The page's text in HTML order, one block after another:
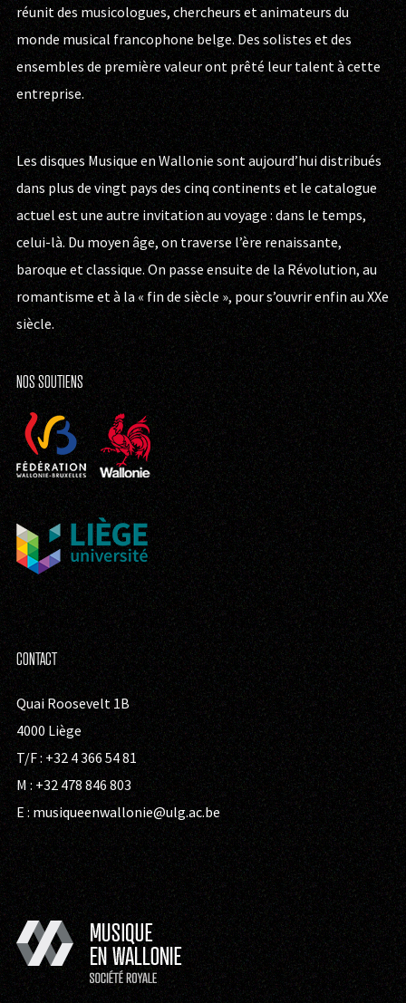
réunit des musicologues, chercheurs et animateurs du
monde musical francophone belge. Des solistes et des
ensembles de première valeur ont prêté leur talent à cette
entreprise.
Les disques Musique en Wallonie sont aujourd’hui distribués
dans plus de vingt pays des cinq continents et le catalogue
actuel est une autre invitation au voyage : dans le temps,
celui-là. Du moyen âge, on traverse l’ère renaissante,
baroque et classique. On passe ensuite de la Révolution, au
romantisme et à la « fin de siècle », pour s’ouvrir enfin au XXe
siècle.
NOS SOUTIENS
CONTACT
Quai Roosevelt 1B
4000 Liège
T/F : +32 4 366 54 81
M : +32 478 846 803
E :musiqueenwallonie@ulg.ac.be